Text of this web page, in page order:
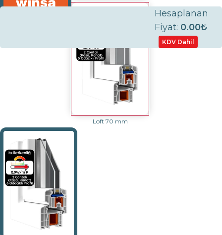
Loft 70 mm
Hesaplanan
Fiyat: 0.00₺